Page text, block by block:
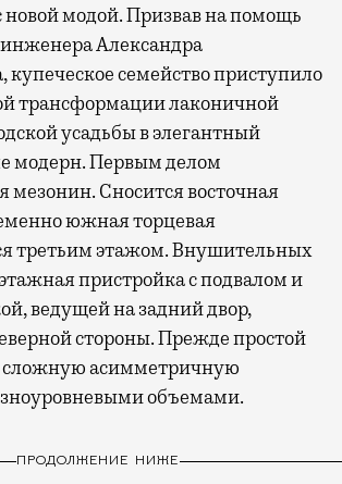
новой модой. Призвав на помощь
Александра
семейство приступило
трансформации лаконичной
усадьбы в элегантный
модерн. Первым делом
мезонин. Сносится восточная
южная торцевая
третьим этажом. Внушительных
пристройка с подвалом и
ведущей на задний двор,
стороны. Прежде простой
сложную асимметричную
объемами.
ПРОДОЛЖЕНИЕ НИЖЕ